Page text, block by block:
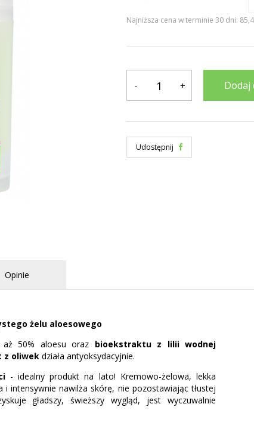
Najniższa cena w terminie 30 dni:
- + Dodaj
Udostępnij
Opinie
żelu aloesowego
aż 50% aloesu oraz bioekstraktu z lilii wodnej
z oliwek działa antyoksydacyjnie.
- idealny produkt na lato! Kremowo-żelowa, lekka
i intensywnie nawilża skórę, nie pozostawiając tłustej
gładszy, świeższy wygląd, jest wyczuwalnie